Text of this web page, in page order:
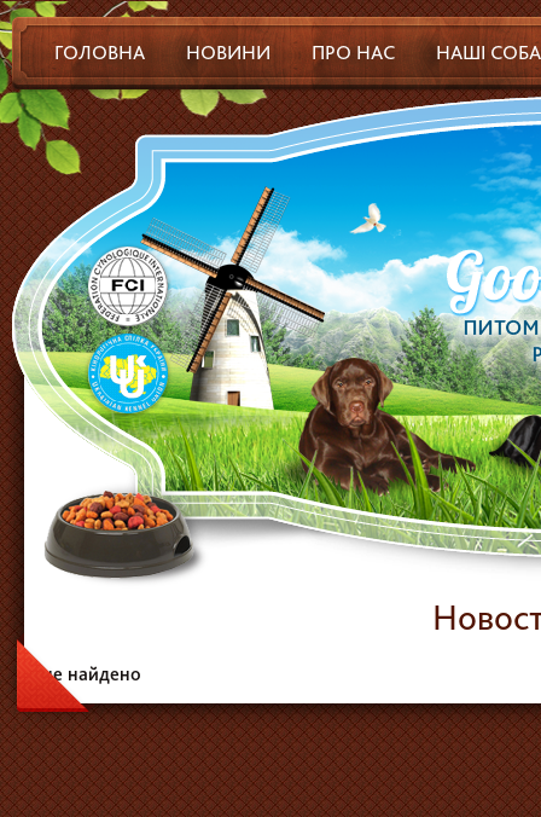
ГОЛОВНА НОВИНИ ПРО НАС НАШІ
не найдено